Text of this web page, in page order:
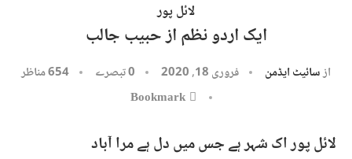
لائل پور
ایک اردو نظم از حبیب جالب
ازسائیٹ ایڈمن فروری 18, 2020 0 تبصرے 654مناظر
Bookmark
لائل پور اک شہر ہے جس میں دل ہے مرا آباد